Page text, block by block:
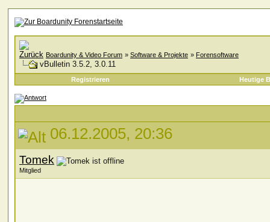
Boardunity & Video Forum » Software & Projekte » Forensoftware
vBulletin 3.5.2, 3.0.11
Registrieren Heutige
06.12.2005, 20:36
Tomek
Mitglied